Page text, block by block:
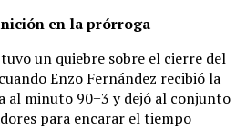
en la prórroga
un quiebre sobre el cierre del
Enzo Fernández recibió la
al minuto 90+3 y dejó al conjunto
para encarar el tiempo